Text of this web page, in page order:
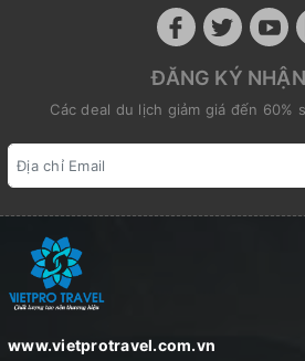
ĐĂNG KÝ
Các deal du lịch giảm giá đến 60%
www.vietprotravel.com.vn